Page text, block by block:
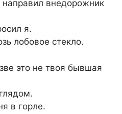
направил внедорожник
я.
лобовое стекло.
это не твоя бывшая
в горле.